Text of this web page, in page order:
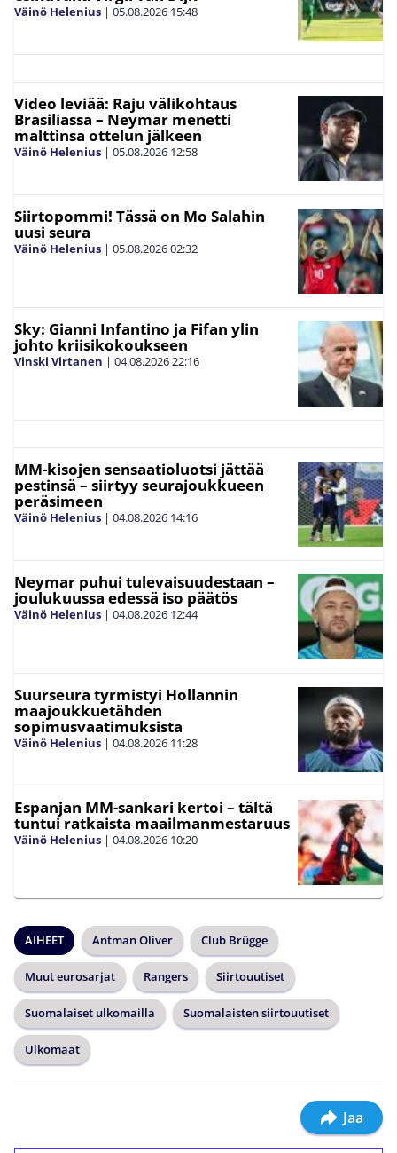
Väinö Helenius | 05.08.2026 15:48
Video leviää: Raju välikohtaus
Brasiliassa – Neymar menetti
malttinsa ottelun jälkeen
Väinö Helenius | 05.08.2026 12:58
Siirtopommi! Tässä on Mo Salahin
uusi seura
Väinö Helenius | 05.08.202602:32
Sky: Gianni Infantino ja Fifan ylin
johto kriisikokoukseen
Vinski Virtanen | 04.08.2026 22:16
MM-kisojen sensaatioluotsi jättää
pestinsä – siirtyy seurajoukkueen
peräsimeen
Väinö Helenius | 04.08.2026 14:16
Neymar puhui tulevaisuudestaan –
joulukuussa edessä iso päätös
Väinö Helenius | 04.08.2026 12:44
Suurseura tyrmistyi Hollannin
maajoukkuetähden
sopimusvaatimuksista
Väinö Helenius | 04.08.2026 11:28
Espanjan MM-sankari kertoi – tältä
tuntui ratkaista maailmanmestaruus
Väinö Helenius | 04.08.2026 10:20
AIHEET Antman Oliver Club Brügge
Muut eurosarjat Rangers Siirtouutiset
Suomalaiset ulkomailla Suomalaisten siirtouutiset
Ulkomaat
Jaa